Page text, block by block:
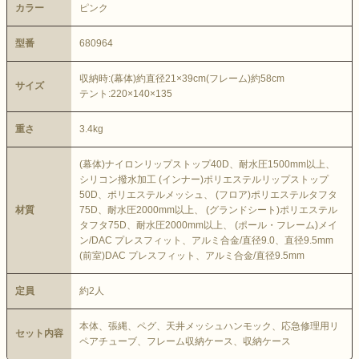
カラー ピンク
型番 680964
サイズ
収納時:(幕体)約直径21×39cm(フレーム)約58cm
テント:220×140×135
重さ 3.4kg
材質
(幕体)ナイロンリップストップ40D、耐水圧1500mm以上、
シリコン撥水加工 (インナー)ポリエステルリップストップ
50D、ポリエステルメッシュ、 (フロア)ポリエステルタフタ
75D、耐水圧2000mm以上、 (グランドシート)ポリエステル
タフタ75D、耐水圧2000mm以上、 (ポール・フレーム)メイ
ン/DAC プレスフィット、アルミ合金/直径9.0、直径9.5mm
(前室)DAC プレスフィット、アルミ合金/直径9.5mm
定員 約2人
セット内容
本体、張縄、ペグ、天井メッシュハンモック、応急修理用リ
ペアチューブ、フレーム収納ケース、収納ケース